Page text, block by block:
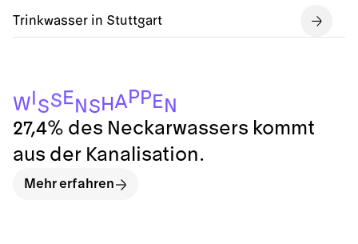
Trinkwasser in Stuttgart
WISSENSHAPP EN
27,4% des Neckarwassers kommt
aus der Kanalisation.
Mehr erfahren